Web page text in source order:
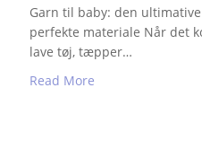
Garn til baby: den
perfekte materiale Når det
lave tøj, tæpper…
Read More